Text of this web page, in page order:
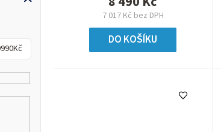
Kč
7 017 Kč bez DPH
DO KOŠÍKU